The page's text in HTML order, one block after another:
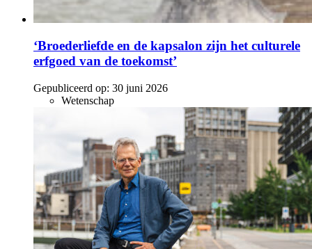
‘Broederliefde en de kapsalon zijn het culturele
erfgoed van de toekomst’
Gepubliceerd op: 30 juni 2026
Wetenschap